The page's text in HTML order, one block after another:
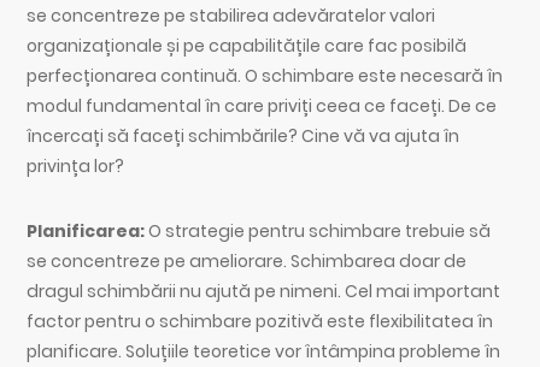
se concentreze pe stabilirea adevăratelor valori
organizaționale și pe capabilitățile care fac posibilă
perfecționarea continuă. O schimbare este necesară în
modul fundamental în care priviți ceea ce faceți. De ce
încercați să faceți schimbările? Cine vă va ajuta în
privința lor?
Planificarea:O strategie pentru schimbare trebuie să
se concentreze pe ameliorare. Schimbarea doar de
dragul schimbării nu ajută pe nimeni. Cel mai important
factor pentru o schimbare pozitivă este flexibilitatea în
planificare. Soluțiile teoretice vor întâmpina probleme în